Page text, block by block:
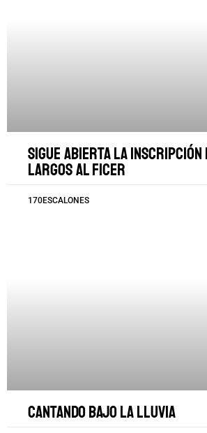
Sigue abierta la
largos al FICER
170ESCALONES
Cantando bajo la lluvia